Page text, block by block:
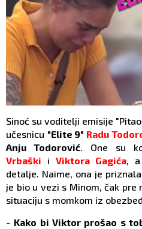
Sinoć su voditelji emisije
učesnicu "Elite 9" Radu
Anju Todorović. One su
Vrbaški i Viktora Gagića, a
detalje. Naime, ona je
je bio u vezi s Minom, čak pre
situaciju s momkom iz
- Kako bi Viktor prošao s